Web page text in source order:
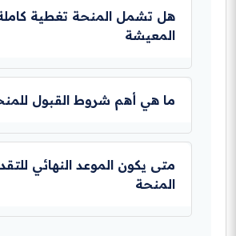
البكالوريوس، الماجستير، والدكتوراه،
الدوليين الطموحين من مختلف أنحاء
هل تشمل المنحة تغطية
المعيشة
نعم، في معظم الحالات، توفر المنحة
راتباً شهرياً يغطي تكاليف المعيشة
إلى دعم التأمين الصحي ومصاريف
ما هي أهم شروط القبول
تشمل الشروط الرئيسية حصول
أكاديمي مرتفع، إتقان اللغة الإنجليزية
البرنامج، وتقديم وثائق كاملة مثل
متى يكون الموعد النهائي
المنحة